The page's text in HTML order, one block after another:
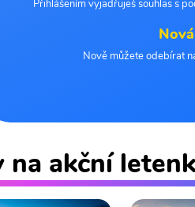
Přihlášením vyjadřuješ souhlas s
Nově můžete odebírat
na akční